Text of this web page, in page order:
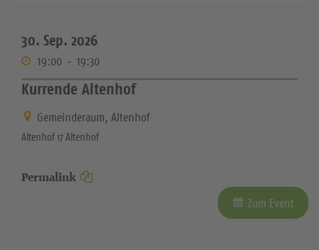
30. Sep. 2026
19:00 - 19:30
Kurrende Altenhof
Gemeinderaum, Altenhof
Altenhof 17 Altenhof
Permalink
Zum Event